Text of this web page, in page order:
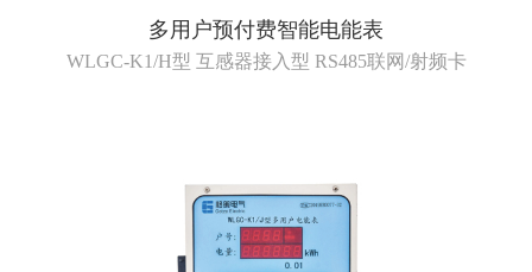
多用户预付费智能电能表
WLGC-K1/H型 互感器接入型 RS485联网/射频卡